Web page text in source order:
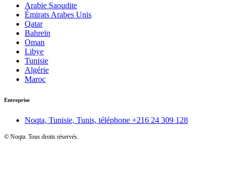
Arabie Saoudite
Émirats Arabes Unis
Qatar
Bahreïn
Oman
Libye
Tunisie
Algérie
Maroc
Entreprise
Noqta, Tunisie, Tunis, téléphone +216 24 309 128
© Noqta. Tous droits réservés.